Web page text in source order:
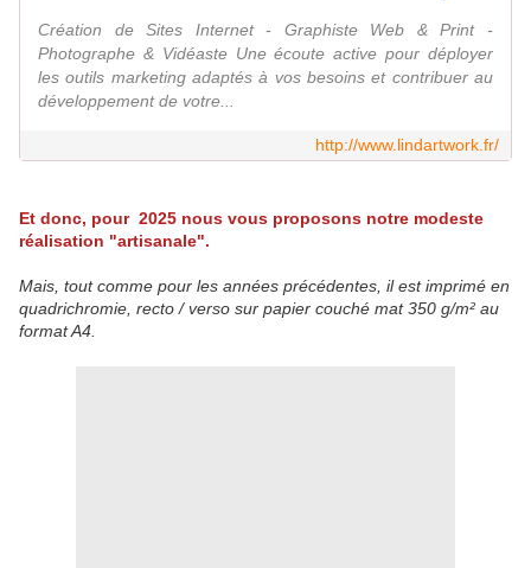
Création de Sites Internet - Graphiste Web & Print -
Photographe & Vidéaste Une écoute active pour déployer
les outils marketing adaptés à vos besoins et contribuer au
développement de votre...
http://www.lindartwork.fr/
Et donc, pour 2025 nous vous proposons notre modeste
réalisation "artisanale".
Mais, tout comme pour les années précédentes, il est imprimé en
quadrichromie, recto / verso sur papier couché mat 350 g/m² au
format A4.